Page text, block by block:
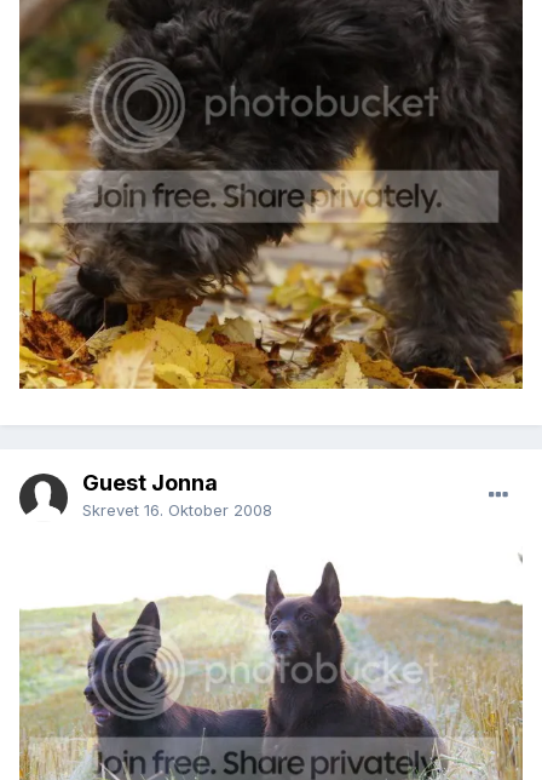
Guest Jonna
Skrevet 16. Oktober 2008